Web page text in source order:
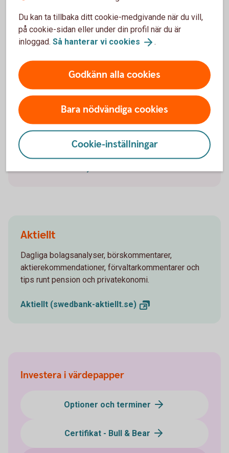
LEI – Legal Entity Identifier
Handlar ert företag med värdepapper eller andra
finansiella instrument?
Registrera
Warrantskola
Här får du både grundläggande och mer fördjupad
information om warranter.
Aktiellt
Dagliga bolagsanalyser, börskommentarer,
aktierekommendationer, förvaltarkommentarer och
tips runt pension och privatekonomi.
Aktiellt (swedbank-aktiellt.se)
Investera i värdepapper
Optioner och terminer
Certifikat - Bull & Bear
Du kan ta tillbaka ditt cookie-medgivande när du vill,
på cookie-sidan eller under din profil när du är
inloggad. Så hanterar vi cookies .
Godkänn alla cookies
Bara nödvändiga cookies
Cookie-inställningar